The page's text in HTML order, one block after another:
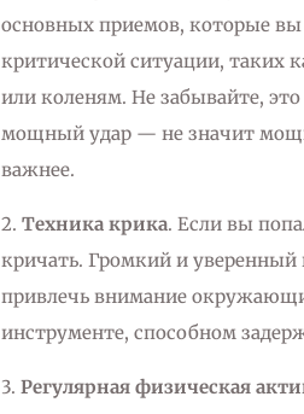
основных приемов, которые вы
критической ситуации, таких
или коленям. Не забывайте,
мощный удар — не значит
важнее.
2. Техника крика. Если вы
кричать. Громкий и
привлечь внимание
инструменте, способном
3. Регулярная физическая